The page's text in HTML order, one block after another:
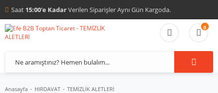
Saat 15:00'e KadarVerilen Siparişler Aynı Gün Kargoda.
0
Anasayfa HIRDAVAT TEMİZLİK ALETLERİ